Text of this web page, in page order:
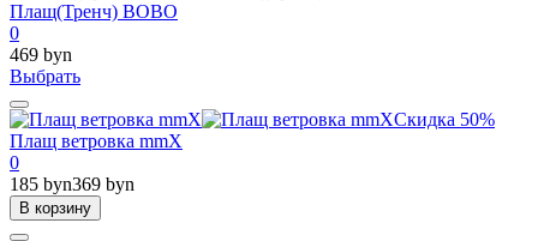
Плащ(Тренч) BOBO
0
469 byn
Выбрать
Скидка 50%
Плащ ветровка mmX
0
185 byn369 byn
В корзину